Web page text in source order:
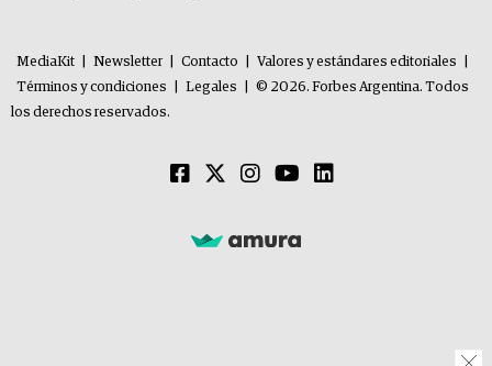
MediaKit Newsletter Contacto Valores y estándares editoriales
Términos y condiciones
Legales
© 2026. Forbes Argentina. Todos
los derechos reservados.